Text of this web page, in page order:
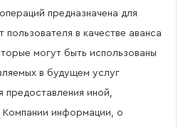
предназначена для
в качестве аванса
могут быть использованы
в будущем услуг
предоставления иной,
Компании информации, о